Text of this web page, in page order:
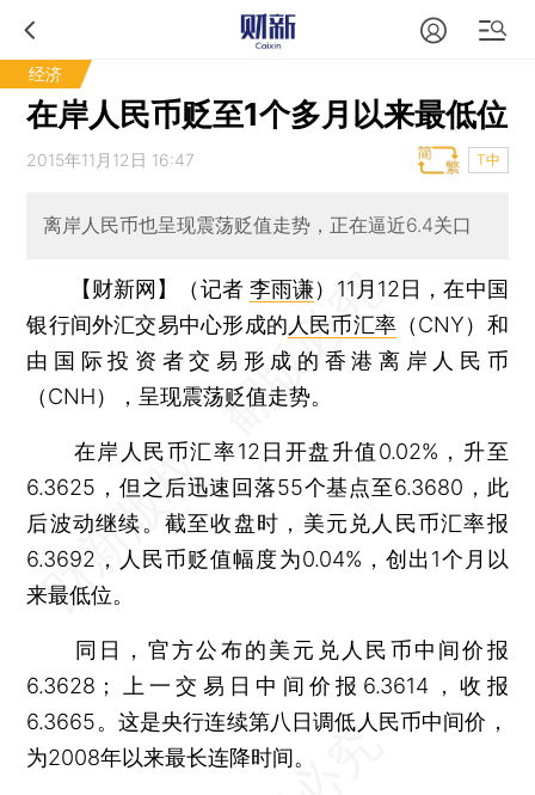
经济
在岸人民币贬至1个多月以来最低位
2015年11月12日 16:47 T中
离岸人民币也呈现震荡贬值走势，正在逼近6.4关口
【财新网】（记者李雨谦） 11月12日，在中国
银行间外汇交易中心形成的 人民币汇率（CNY）和
由国际投资者交易形成的香港离岸人民币
（CNH），呈现震荡贬值走势。
在岸人民币汇率12日开盘升值0.02%，升至
6.3625，但之后迅速回落55个基点至6.3680，此
后波动继续。截至收盘时，美元兑人民币汇率报
6.3692，人民币贬值幅度为0.04%，创出1个月以
来最低位。
同日，官方公布的美元兑人民币中间价报
6.3628；上一交易日中间价报6.3614，收报
6.3665。这是央行连续第八日调低人民币中间价，
为2008年以来最长连降时间。